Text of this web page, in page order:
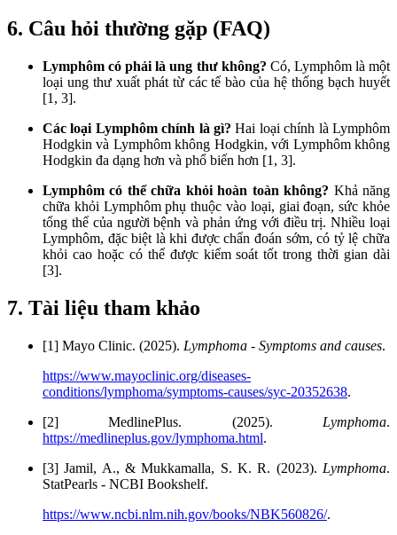
6. Câu hỏi thường gặp (FAQ)
Lymphôm có phải là ung thư không? Có, Lymphôm là một
loại ung thư xuất phát từ các tế bào của hệ thống bạch huyết
[1, 3].
Các loại Lymphôm chính là gì? Hai loại chính là Lymphôm
Hodgkin và Lymphôm không Hodgkin, với Lymphôm không
Hodgkin đa dạng hơn và phổ biến hơn [1, 3].
Lymphôm có thể chữa khỏi hoàn toàn không? Khả năng
chữa khỏi Lymphôm phụ thuộc vào loại, giai đoạn, sức khỏe
tổng thể của người bệnh và phản ứng với điều trị. Nhiều loại
Lymphôm, đặc biệt là khi được chẩn đoán sớm, có tỷ lệ chữa
khỏi cao hoặc có thể được kiểm soát tốt trong thời gian dài
[3].
7. Tài liệu tham khảo
[1] Mayo Clinic. (2025). Lymphoma - Symptoms and causes.
https://www.mayoclinic.org/diseases-
conditions/lymphoma/symptoms-causes/syc-20352638.
[2] MedlinePlus. (2025). Lymphoma.
https://medlineplus.gov/lymphoma.html.
[3] Jamil, A., & Mukkamalla, S. K. R. (2023). Lymphoma.
StatPearls - NCBI Bookshelf.
https://www.ncbi.nlm.nih.gov/books/NBK560826/.